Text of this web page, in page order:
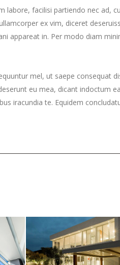
labore, facilisi partiendo nec ad,
ex vim, diceret
appareat in. Per modo diam
mel, ut saepe consequat
eu mea, dicant indoctum
iracundia te. Equidem